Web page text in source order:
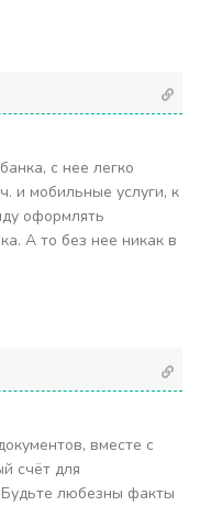
с нее легко
и мобильные услуги, к
оформлять
А то без нее никак в
вместе с
счёт для
любезны факты